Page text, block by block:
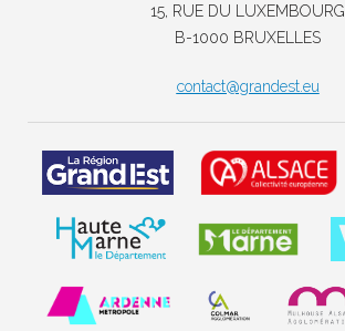
15, RUE DU LUXEMBOURG
B-1000 BRUXELLES
contact@grandest.eu